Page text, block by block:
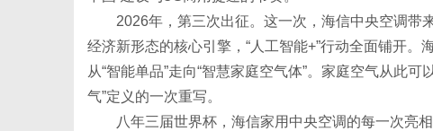
2026年，第三次出征。这一次，海信中央空调带
经济新形态的核心引擎，“人工智能+”行动全面铺开。
从“智能单品”走向“智慧家庭空气体”。家庭空气从此可
气”定义的一次重写。
八年三届世界杯，海信家用中央空调的每一次亮